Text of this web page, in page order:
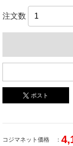
注文数
ポスト
コジマネット価格